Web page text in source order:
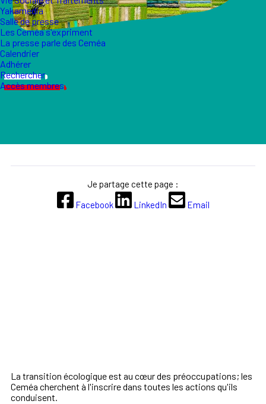
Yakamedia
Salle de presse
Les Ceméa s'expriment
La presse parle des Ceméa
Calendrier
Adhérer
Rechercher
Accès membres
La transition écologique est au cœur des préoccupations; les
Ceméa cherchent à l'inscrire dans toutes les actions qu'ils
conduisent.
Je partage cette page :
Facebook
LinkedIn Email